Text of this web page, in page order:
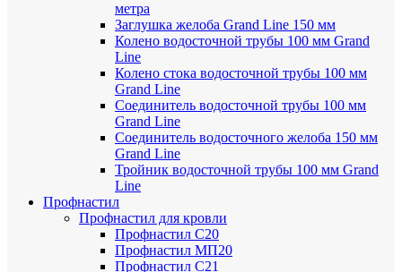
метра
Заглушка желоба Grand Line 150 мм
Колено водосточной трубы 100 мм Grand
Line
Колено стока водосточной трубы 100 мм
Grand Line
Соединитель водосточной трубы 100 мм
Grand Line
Соединитель водосточного желоба 150 мм
Grand Line
Тройник водосточной трубы 100 мм Grand
Line
Профнастил
Профнастил для кровли
Профнастил С20
Профнастил МП20
Профнастил С21